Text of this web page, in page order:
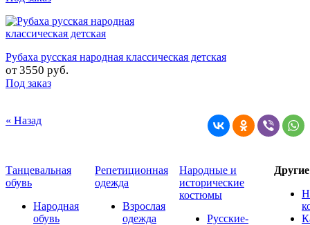
Рубаха русская народная классическая детская
от3550 руб.
Под заказ
« Назад
Танцевальная
обувь
Народная
обувь
Репетиционная
одежда
Взрослая
одежда
Народные и
исторические
костюмы
Русские-